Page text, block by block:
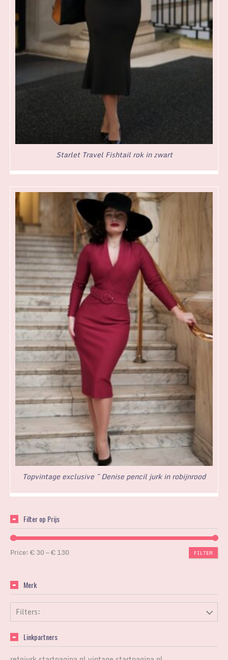
Starlet Travel Fishtail rok in zwart
Topvintage exclusive ~ Denise pencil jurk in robijnrood
Filter op Prijs
FILTER
Price:€ 30—€ 130
Merk
Filters:
Linkpartners